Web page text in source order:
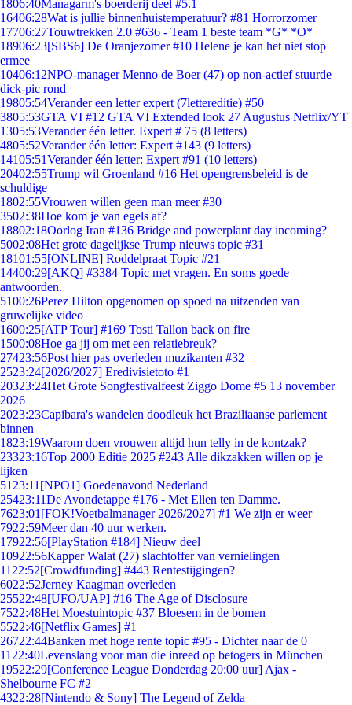
1806:40Managarm's boerderij deel #5.1
16406:28Wat is jullie binnenhuistemperatuur? #81 Horrorzomer
17706:27Touwtrekken 2.0 #636 - Team 1 beste team *G* *O*
18906:23[SBS6] De Oranjezomer #10 Helene je kan het niet stop
ermee
10406:12NPO-manager Menno de Boer (47) op non-actief stuurde
dick-pic rond
19805:54Verander een letter expert (7lettereditie) #50
3805:53GTA VI #12 GTA VI Extended look 27 Augustus Netflix/YT
1305:53Verander één letter. Expert # 75 (8 letters)
4805:52Verander één letter: Expert #143 (9 letters)
14105:51Verander één letter: Expert #91 (10 letters)
20402:55Trump wil Groenland #16 Het opengrensbeleid is de
schuldige
1802:55Vrouwen willen geen man meer #30
3502:38Hoe kom je van egels af?
18802:18Oorlog Iran #136 Bridge and powerplant day incoming?
5002:08Het grote dagelijkse Trump nieuws topic #31
18101:55[ONLINE] Roddelpraat Topic #21
14400:29[AKQ] #3384 Topic met vragen. En soms goede
antwoorden.
5100:26Perez Hilton opgenomen op spoed na uitzenden van
gruwelijke video
1600:25[ATP Tour] #169 Tosti Tallon back on fire
1500:08Hoe ga jij om met een relatiebreuk?
27423:56Post hier pas overleden muzikanten #32
2523:24[2026/2027] Eredivisietoto #1
20323:24Het Grote Songfestivalfeest Ziggo Dome #5 13 november
2026
2023:23Capibara's wandelen doodleuk het Braziliaanse parlement
binnen
1823:19Waarom doen vrouwen altijd hun telly in de kontzak?
23323:16Top 2000 Editie 2025 #243 Alle dikzakken willen op je
lijken
51 23:11 [NPO1] Goedenavond Nederland
25423:11De Avondetappe #176 - Met Ellen ten Damme.
7623:01 [FOK!Voetbalmanager 2026/2027] #1 We zijn er weer
7922:59Meer dan 40 uur werken.
17922:56[PlayStation #184] Nieuw deel
10922:56Kapper Walat (27) slachtoffer van vernielingen
11 22:52[Crowdfunding] #443 Rentestijgingen?
6022:52Jerney Kaagman overleden
25522:48[UFO/UAP] #16 The Age of Disclosure
7522:48Het Moestuintopic #37 Bloesem in de bomen
5522:46[Netflix Games] #1
26722:44Banken met hoge rente topic #95 - Dichter naar de 0
11 22:40Levenslang voor man die inreed op betogers in München
19522:29[Conference League Donderdag 20:00 uur] Ajax -
Shelbourne FC #2
4322:28[Nintendo & Sony] The Legend of Zelda